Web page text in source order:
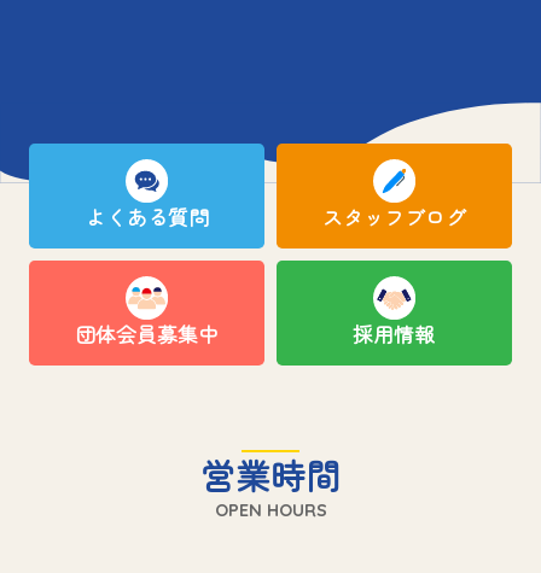
よくある質問 スタッフブログ
団体会員募集中 採用情報
営業時間
OPEN HOURS